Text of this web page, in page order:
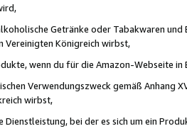
Getränke oder Tabakwaren
Vereinigten Königreich wirbst,
wenn du für die Amazon-Webseite in
Verwendungszweck gemäß Anhang
wirbst,
bei der es sich um ein